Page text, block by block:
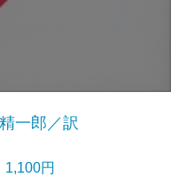
一郎／訳
1,100円